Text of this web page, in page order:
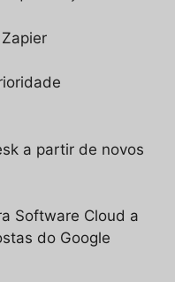
a partir de novos
Software Cloud a
do Google